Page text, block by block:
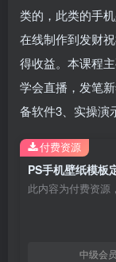
类的，此类的手
在线制作到发财
得收益。本课程
学会直播，发笔
备软件3、实操演
此内容为付费资源
中级会员
付费资源